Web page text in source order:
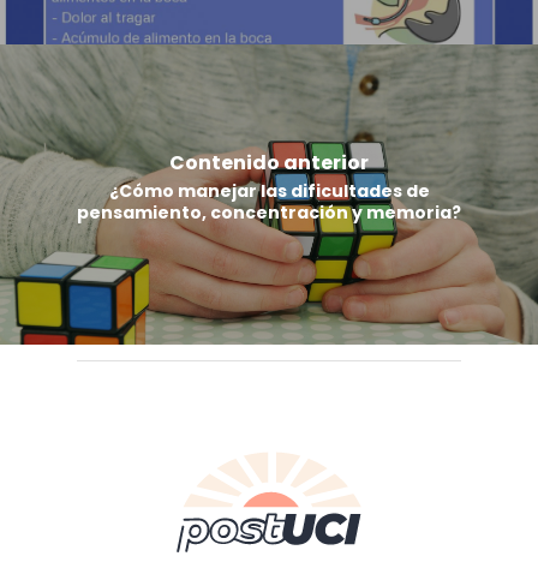
Contenido anterior
¿Cómo manejar las dificultades de
pensamiento, concentración y memoria?